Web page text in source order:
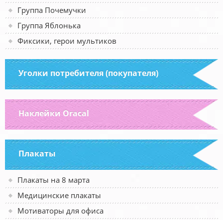
Группа Почемучки
Группа Яблонька
Фиксики, герои мультиков
Уголки потребителя (покупателя)
Наклейки Oracal
Плакаты
Плакаты на 8 марта
Медицинские плакаты
Мотиваторы для офиса